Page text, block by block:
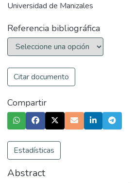
Universidad de Manizales
Referencia bibliográfica
Citar documento
Compartir
Estadísticas
Abstract